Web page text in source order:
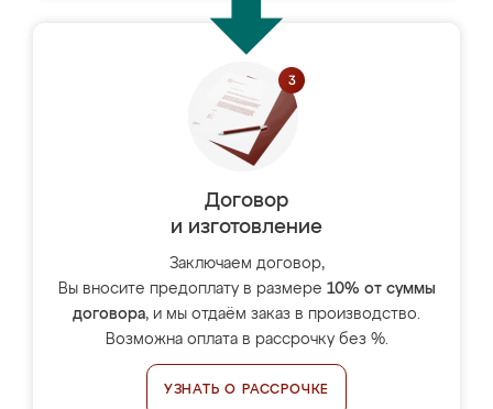
Договор
и изготовление
Заключаем договор,
Вы вносите предоплату в размере 10% от суммы
договора, и мы отдаём заказ в производство.
Возможна оплата в рассрочку без %.
УЗНАТЬ О РАССРОЧКЕ